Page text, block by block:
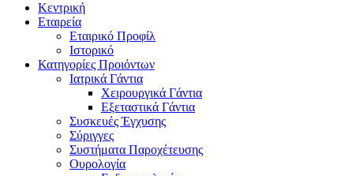
Κεντρική
Εταιρεία
Εταιρικό Προφίλ
Ιστορικό
Κατηγορίες Προιόντων
Ιατρικά Γάντια
Χειρουργικά Γάντια
Εξεταστικά Γάντια
Συσκευές Έγχυσης
Σύριγγες
Συστήματα Παροχέτευσης
Ουρολογία